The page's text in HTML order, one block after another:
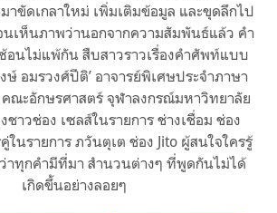
าขัดเกลาใหม่ เพิ่มเติมข้อมูล และขุดลึกไป
นเห็นภาพว่านอกจากความสัมพันธ์แล้ว คำ
นไม่แพ้กัน สืบสาวราวเรื่องคำศัพท์แบบ
ษ์ อมรวงศ์ปีติ’ อาจารย์พิเศษประจำภาษา
ณะอักษรศาสตร์ จุฬาลงกรณ์มหาวิทยาลัย
ชาวช่อง เซลส์ในรายการ ช่างเชื่อม ช่อง
ในรายการ ภวันตุเต ช่อง Jito ผู้สนใจใครรู้
าทุกคำมีที่มา สำนวนต่างๆ ที่พูดกันไม่ได้
เกิดขึ้นอย่างลอยๆ